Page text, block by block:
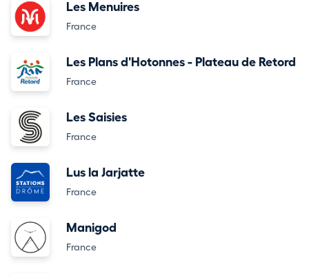
Les Menuires
France
Les Plans d'Hotonnes - Plateau de Retord
France
Les Saisies
France
Lus la Jarjatte
France
Manigod
France